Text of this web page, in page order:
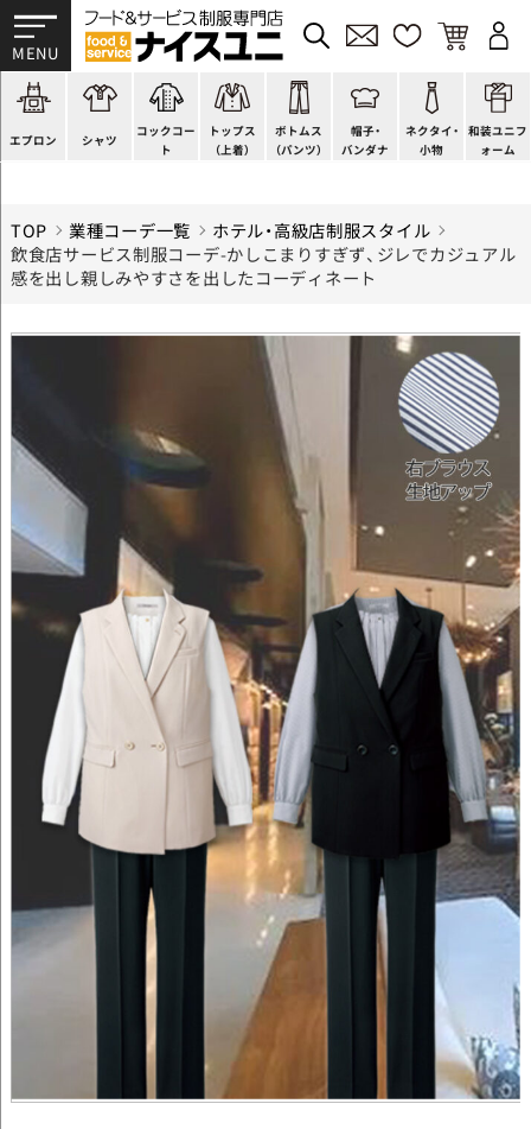
エプロン
スモック風
厨房用
ラップエプロン
シャツ
Tシャツ
ポロシャツ
和風シャツ(Asian)コックコー
ト
スタンダード
ファッション
キッズ
トップス
（上着）
調理白衣
カットソー
ジャンバー
ボトムス
（パンツ）
ワンピース
厨房シューズ
フロアシューズ
帽子・
バンダナ
コック帽
衛生帽子
ヘアネット
ネクタイ・
小物
蝶ネクタイ
リボン・スカーフ
クロスタイ
和装ユニフ
ォーム
草履、足袋など
着付小物
きもの
TOP 業種コーデ一覧
ホテル・高級店制服スタイル
飲食店サービス制服コーデ-かしこまりすぎず、ジレでカジュアル
感を出し親しみやすさを出したコーディネート